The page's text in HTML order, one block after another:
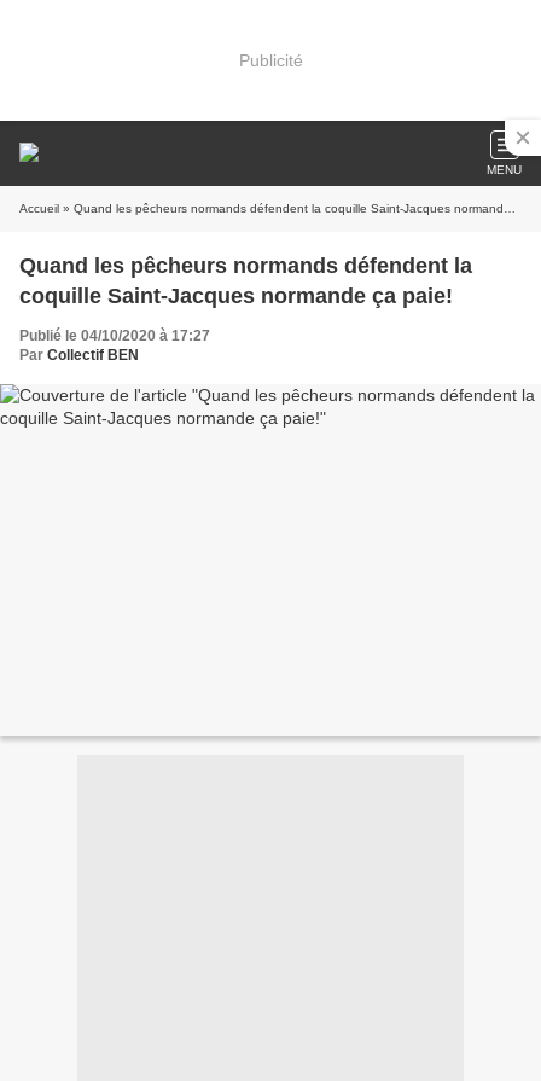
Publicité
MENU
Accueil » Quand les pêcheurs normands défendent la coquille Saint-Jacques normande ça paie!
Quand les pêcheurs normands défendent la
coquille Saint-Jacques normande ça paie!
Publié le 04/10/2020 à 17:27
Par Collectif BEN